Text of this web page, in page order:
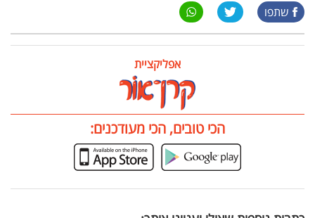
שתפו
אפליקציית
הכי טובים, הכי מעודכנים: